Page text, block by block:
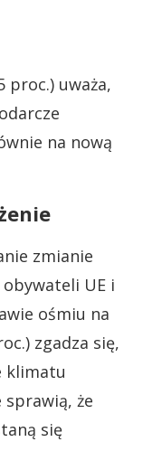
proc.) uważa,
na nową
zmianie
UE i
ośmiu na
zgadza się,
klimatu
że
się